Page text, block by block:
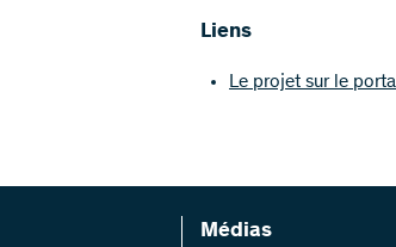
Liens
Le projet sur le
Médias